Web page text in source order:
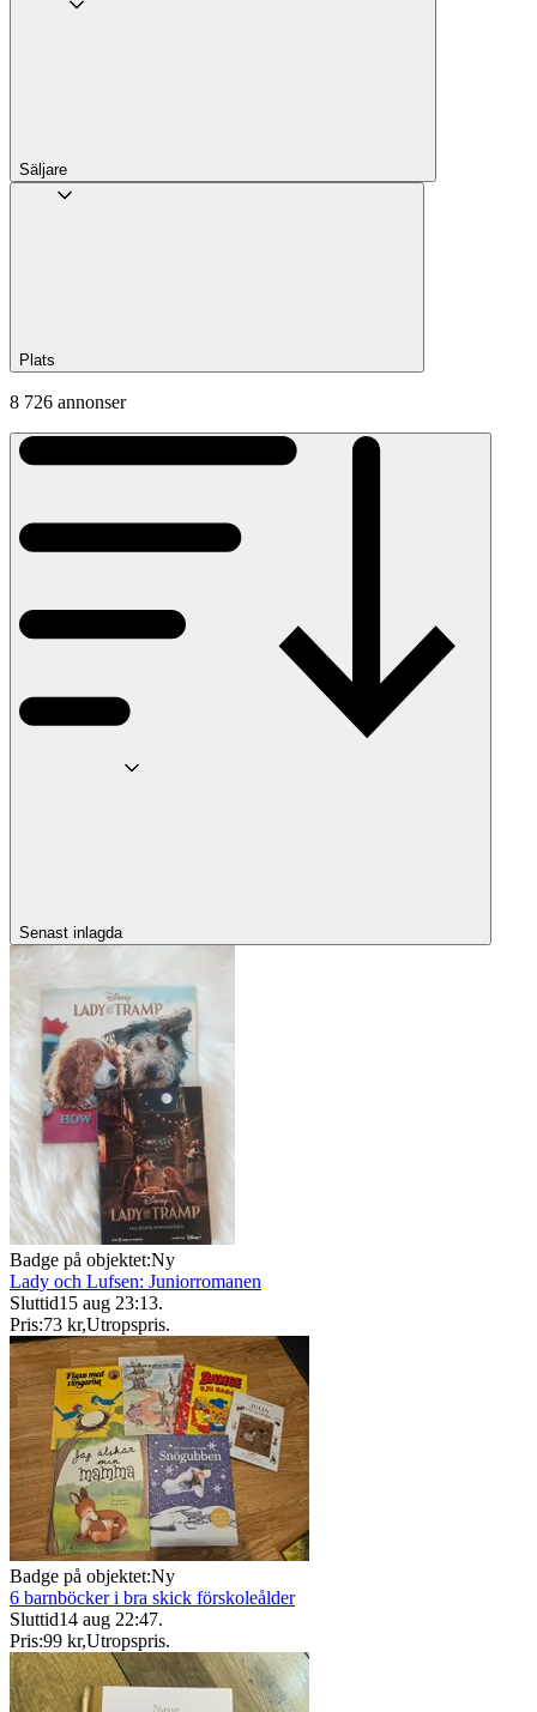
Säljare
Plats
8 726 annonser
Senast inlagda
Badge på objektet:Ny
Lady och Lufsen: Juniorromanen
Sluttid15 aug 23:13.
Pris:73 kr,Utropspris.
Badge på objektet:Ny
6 barnböcker i bra skick förskoleålder
Sluttid14 aug 22:47.
Pris:99 kr,Utropspris.